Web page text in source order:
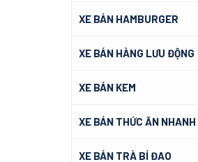
XE BÁN HAMBURGER
XE BÁN HÀNG LƯU ĐỘNG
XE BÁN KEM
XE BÁN THỨC ĂN NHANH
XE BÁN TRÀ BÍ ĐAO